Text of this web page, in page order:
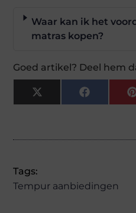
Waar kan ik het
matras kopen?
Goed artikel? Deel hem
X
(Twitter)
Facebook
Tags:
Tempur aanbiedingen